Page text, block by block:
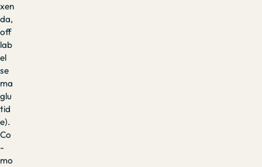
xen
da,
off
lab
el
se
ma
glu
tid
e).
Co
-
mo